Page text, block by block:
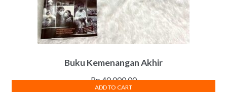
Buku Kemenangan Akhir
Rp40,000.00
ADD TO CART